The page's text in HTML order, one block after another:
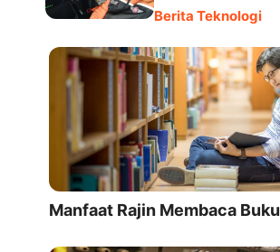
Berita Teknologi
Manfaat Rajin Membaca Buku